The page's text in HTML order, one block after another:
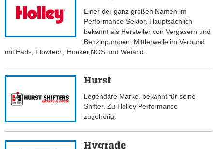
Einer der ganz großen Namen im
Performance-Sektor. Hauptsächlich
bekannt als Hersteller von Vergasern und
Benzinpumpen. Mittlerweile im Verbund
mit Earls, Flowtech, Hooker,NOS und Weiand.
Hurst
Legendäre Marke, bekannt für seine
Shifter. Zu Holley Performance
zugehörig.
Hygrade